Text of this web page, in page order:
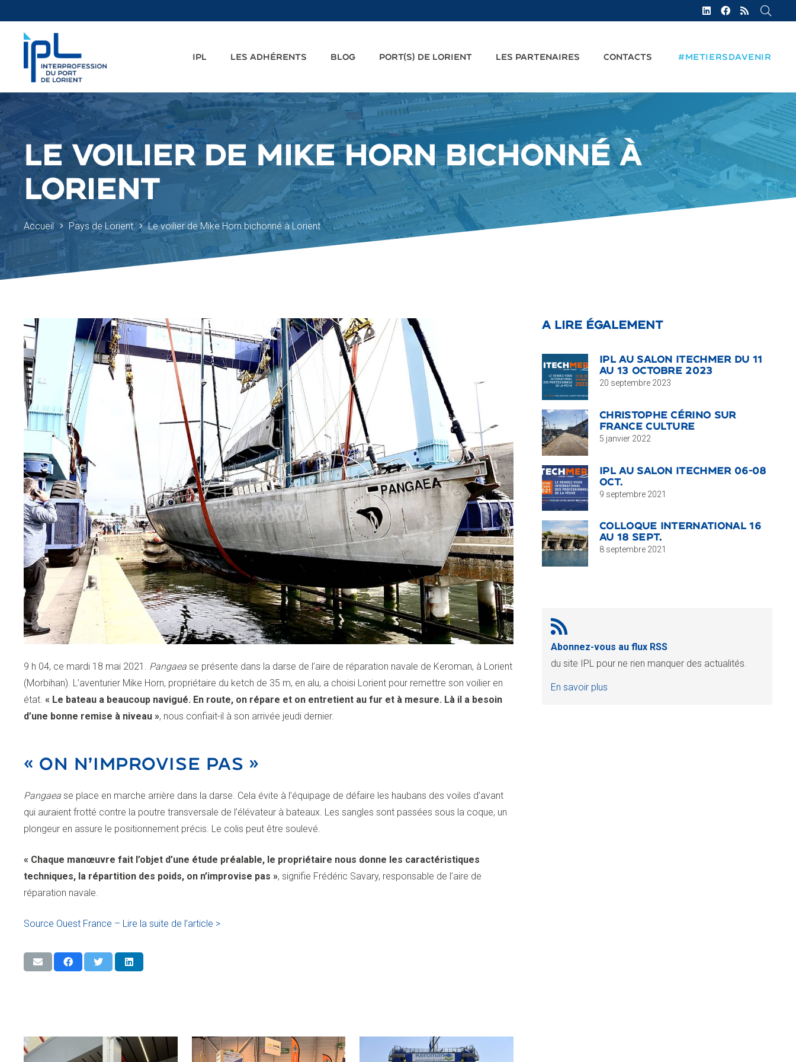
IPL LES ADHÉRENTS BLOG PORT(S) DE LORIENT LES PARTENAIRES CONTACTS #METIERSDAVENIR
LE VOILIER DE MIKE HORN BICHONNÉ À
LORIENT
Accueil Pays de Lorient Le voilier de Mike Horn bichonné à Lorient
9 h 04, ce mardi 18 mai 2021. Pangaea se présente dans la darse de l’aire de réparation navale de Keroman, à Lorient
(Morbihan). L’aventurier Mike Horn, propriétaire du ketch de 35 m, en alu, a choisi Lorient pour remettre son voilier en
état. « Le bateau a beaucoup navigué. En route, on répare et on entretient au fur et à mesure. Là il a besoin
d’une bonne remise à niveau », nous confiait-il à son arrivée jeudi dernier.
« ON N’IMPROVISE PAS »
Pangaea se place en marche arrière dans la darse. Cela évite à l’équipage de défaire les haubans des voiles d’avant
qui auraient frotté contre la poutre transversale de l’élévateur à bateaux. Les sangles sont passées sous la coque, un
plongeur en assure le positionnement précis. Le colis peut être soulevé.
« Chaque manœuvre fait l’objet d’une étude préalable, le propriétaire nous donne les caractéristiques
techniques, la répartition des poids, on n’improvise pas », signifie Frédéric Savary, responsable de l’aire de
réparation navale.
Source Ouest France – Lire la suite de l’article >
A lire également
IPL AU SALON ITECHMER DU 11
AU 13 OCTOBRE 2023
20 septembre 2023
CHRISTOPHE CÉRINO SUR
FRANCE CULTURE
5 janvier 2022
IPL AU SALON ITECHMER 06-08
OCT.
9 septembre 2021
COLLOQUE INTERNATIONAL 16
AU 18 SEPT.
8 septembre 2021
Abonnez-vous au flux RSS
du site IPL pour ne rien manquer des actualités.
En savoir plus